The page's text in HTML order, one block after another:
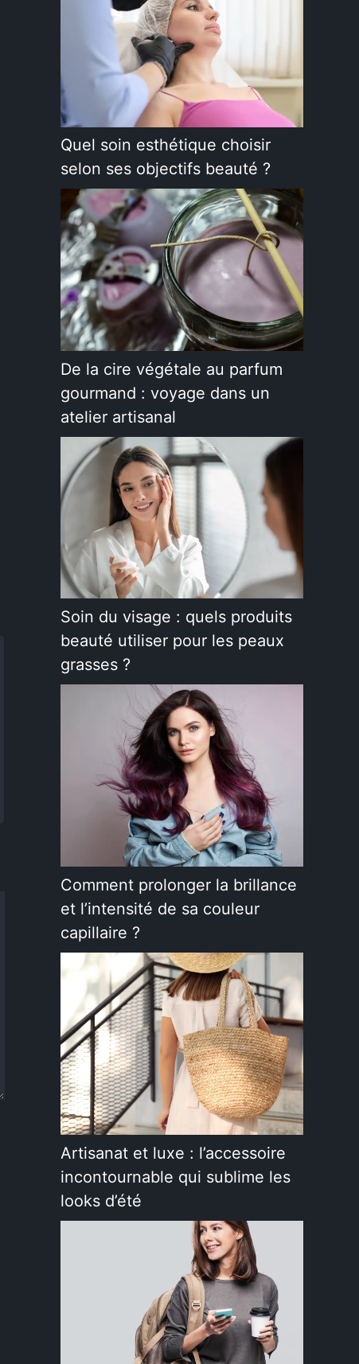
Quel soin esthétique choisir
selon ses objectifs beauté ?
De la cire végétale au parfum
gourmand : voyage dans un
atelier artisanal
Soin du visage : quels produits
beauté utiliser pour les peaux
grasses ?
Comment prolonger la brillance
et l’intensité de sa couleur
capillaire ?
Artisanat et luxe : l’accessoire
incontournable qui sublime les
looks d’été